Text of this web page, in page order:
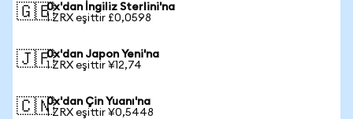
🇬🇧0x'dan İngiliz Sterlini'na
1 ZRX eşittir £0,0598
🇯🇵0x'dan Japon Yeni'na
1 ZRX eşittir ¥12,74
🇨🇳0x'dan Çin Yuanı'na
1 ZRX eşittir ¥0,5448